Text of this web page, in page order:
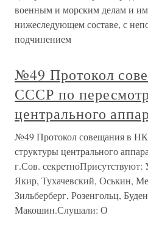
военным и морским делам и
нижеследующем составе, с
подчинением
№49 Протокол
СССР по
центрального
№49 Протокол совещания в
структуры центрального
г.Сов.
Якир, Тухачевский, Оськин,
Зильберберг, Розенгольц,
Макошин.Слушали: О